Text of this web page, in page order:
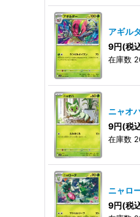
アギル
9円(税
在庫数
ニャオ
9円(税
在庫数
ニャロ
9円(税